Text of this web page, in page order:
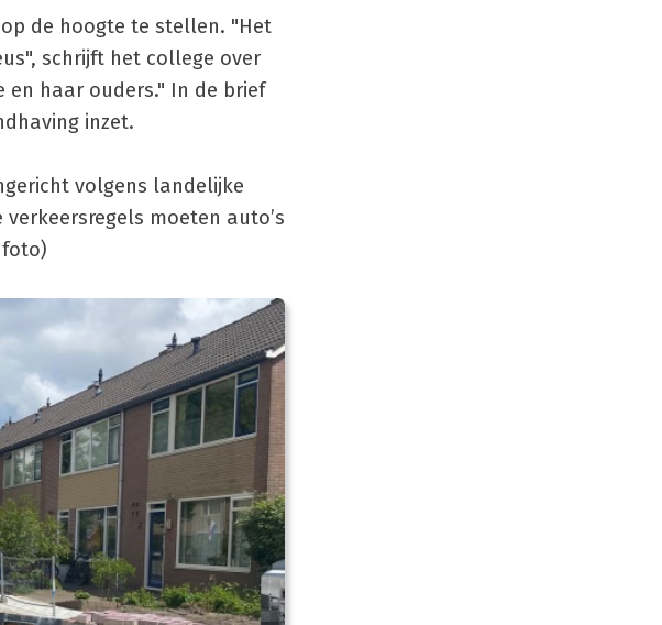
de hoogte te stellen. "Het
schrijft het college over
en haar ouders." In de brief
inzet.
volgens landelijke
moeten auto’s